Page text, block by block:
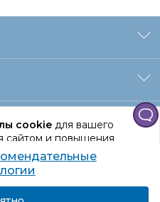
cookieдля вашего
сайтом и повышения
сайта, вы даете
персональных данных